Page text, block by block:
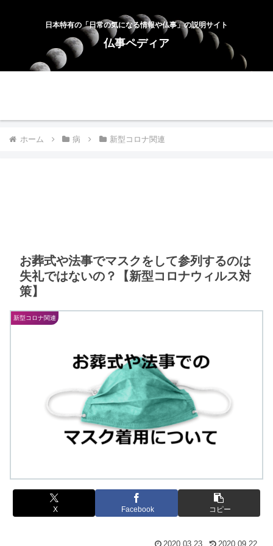
日本特有の「日常の気になる情報や仏事」の説明サイト
仏事ペディア
ホーム 病 新型コロナ関連
お葬式や法事でマスクをして参列するのは
失礼ではないの？【新型コロナウィルス対
策】
新型コロナ関連
X Facebook コピー
2020.03.23 2020.09.22